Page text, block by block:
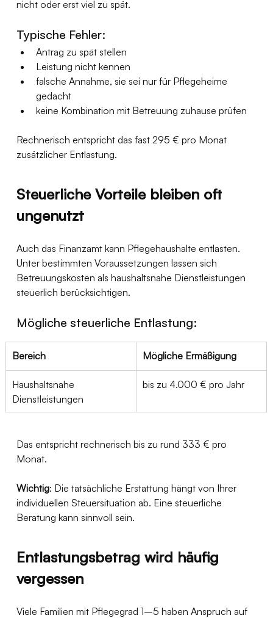
nicht oder erst viel zu spät.
Typische Fehler:
Antrag zu spät stellen
Leistung nicht kennen
falsche Annahme, sie sei nur für Pflegeheime
gedacht
keine Kombination mit Betreuung zuhause prüfen
Rechnerisch entspricht das fast 295 € pro Monat
zusätzlicher Entlastung.
Steuerliche Vorteile bleiben oft
ungenutzt
Auch das Finanzamt kann Pflegehaushalte entlasten.
Unter bestimmten Voraussetzungen lassen sich
Betreuungskosten als haushaltsnahe Dienstleistungen
steuerlich berücksichtigen.
Mögliche steuerliche Entlastung:
Bereich Mögliche Ermäßigung
Haushaltsnahe
Dienstleistungen
bis zu 4.000 € pro Jahr
Das entspricht rechnerisch bis zu rund 333 € pro
Monat.
Wichtig: Die tatsächliche Erstattung hängt von Ihrer
individuellen Steuersituation ab. Eine steuerliche
Beratung kann sinnvoll sein.
Entlastungsbetrag wird häufig
vergessen
Viele Familien mit Pflegegrad 1–5 haben Anspruch auf